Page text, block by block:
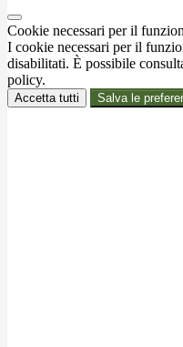
Cookie necessari per il
I cookie necessari per il
disabilitati. È possibile
policy.
Accetta tutti Salva le